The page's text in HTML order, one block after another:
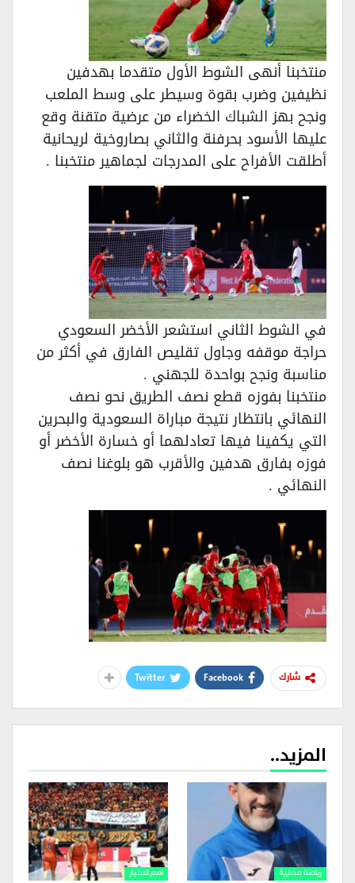
منتخبنا أنهى الشوط الأول متقدما بهدفين
نظيفين وضرب بقوة وسيطر على وسط الملعب
ونجح بهز الشباك الخضراء من عرضية متقنة وقع
عليها الأسود بحرفنة والثاني بصاروخية لريحانية
أطلقت الأفراح على المدرجات لجماهير منتخبنا .
في الشوط الثاني استشعر الأخضر السعودي
حراجة موقفه وجاول تقليص الفارق في أكثر من
مناسبة ونجح بواحدة للجهني .
منتخبنا بفوزه قطع نصف الطريق نحو نصف
النهائي بانتظار نتيجة مباراة السعودية والبحرين
التي يكفينا فيها تعادلهما أو خسارة الأخضر أو
فوزه بفارق هدفين والأقرب هو بلوغنا نصف
النهائي .
شارك Facebook
Twitter
المزيد..
رياضة محلية اهم الاخبار